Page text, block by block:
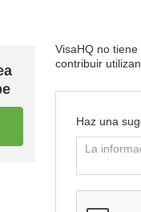
VisaHQ no
contribuir
Haz una